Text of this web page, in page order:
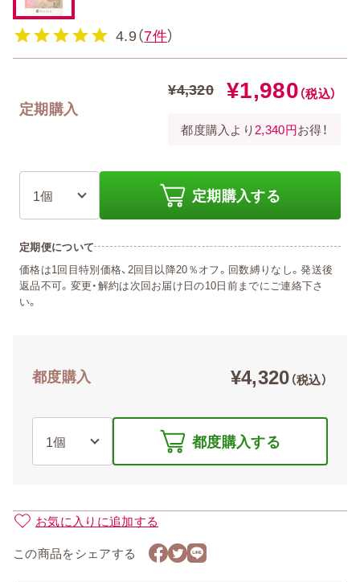
お気に入りに追加する
この商品をシェアする
4.9（7件）
定期購入
¥4,320 ¥1,980（税込）
都度購入より2,340円お得！
定期購入する
定期便について
価格は1回目特別価格、2回目以降20％オフ。回数縛りなし。発送後
返品不可。変更・解約は次回お届け日の10日前までにご連絡下さ
い。
都度購入 ¥4,320（税込）
都度購入する